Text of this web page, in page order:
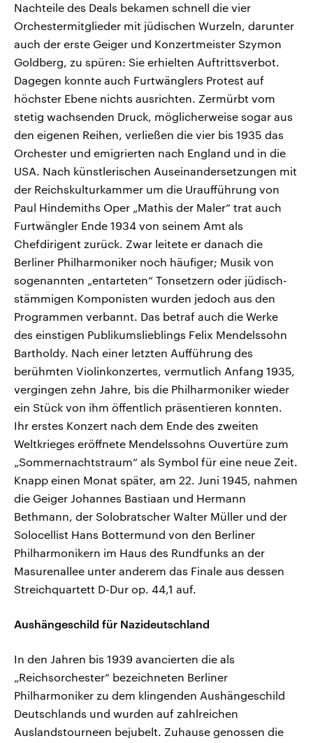
Nachteile des Deals bekamen schnell die vier
Orchestermitglieder mit jüdischen Wurzeln, darunter
auch der erste Geiger und Konzertmeister Szymon
Goldberg, zu spüren: Sie erhielten Auftrittsverbot.
Dagegen konnte auch Furtwänglers Protest auf
höchster Ebene nichts ausrichten. Zermürbt vom
stetig wachsenden Druck, möglicherweise sogar aus
den eigenen Reihen, verließen die vier bis 1935 das
Orchester und emigrierten nach England und in die
USA. Nach künstlerischen Auseinandersetzungen mit
der Reichskulturkammer um die Uraufführung von
Paul Hindemiths Oper „Mathis der Maler“ trat auch
Furtwängler Ende 1934 von seinem Amt als
Chefdirigent zurück. Zwar leitete er danach die
Berliner Philharmoniker noch häufiger; Musik von
sogenannten „entarteten“ Tonsetzern oder jüdisch-
stämmigen Komponisten wurden jedoch aus den
Programmen verbannt. Das betraf auch die Werke
des einstigen Publikumslieblings Felix Mendelssohn
Bartholdy. Nach einer letzten Aufführung des
berühmten Violinkonzertes, vermutlich Anfang 1935,
vergingen zehn Jahre, bis die Philharmoniker wieder
ein Stück von ihm öffentlich präsentieren konnten.
Ihr erstes Konzert nach dem Ende des zweiten
Weltkrieges eröffnete Mendelssohns Ouvertüre zum
„Sommernachtstraum“ als Symbol für eine neue Zeit.
Knapp einen Monat später, am 22. Juni 1945, nahmen
die Geiger Johannes Bastiaan und Hermann
Bethmann, der Solobratscher Walter Müller und der
Solocellist Hans Bottermund von den Berliner
Philharmonikern im Haus des Rundfunks an der
Masurenallee unter anderem das Finale aus dessen
Streichquartett D-Dur op. 44,1 auf.
Aushängeschild für Nazideutschland
In den Jahren bis 1939 avancierten die als
„Reichsorchester“ bezeichneten Berliner
Philharmoniker zu dem klingenden Aushängeschild
Deutschlands und wurden auf zahlreichen
Auslandstourneen bejubelt. Zuhause genossen die